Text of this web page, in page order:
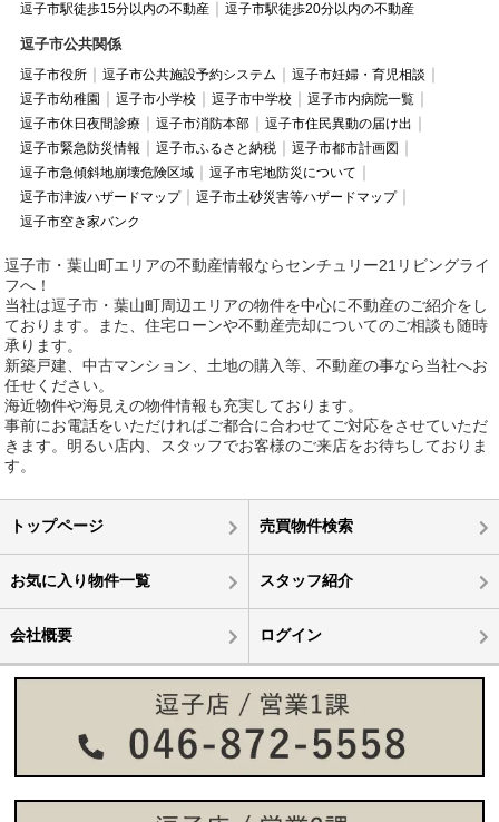
逗子市駅徒歩15分以内の不動産
逗子市駅徒歩20分以内の不動産
逗子市公共関係
逗子市役所 逗子市公共施設予約システム
逗子市妊婦・育児相談
逗子市幼稚園
逗子市小学校 逗子市中学校
逗子市内病院一覧
逗子市休日夜間診療
逗子市消防本部
逗子市住民異動の届け出
逗子市緊急防災情報
逗子市ふるさと納税
逗子市都市計画図
逗子市急傾斜地崩壊危険区域
逗子市宅地防災について
逗子市津波ハザードマップ
逗子市土砂災害等ハザードマップ
逗子市空き家バンク
逗子市・葉山町エリアの不動産情報ならセンチュリー21リビングライ
フへ！
当社は逗子市・葉山町周辺エリアの物件を中心に不動産のご紹介をし
ております。また、住宅ローンや不動産売却についてのご相談も随時
承ります。
新築戸建、中古マンション、土地の購入等、不動産の事なら当社へお
任せください。
海近物件や海見えの物件情報も充実しております。
事前にお電話をいただければご都合に合わせてご対応をさせていただ
きます。明るい店内、スタッフでお客様のご来店をお待ちしておりま
す。
トップページ 売買物件検索
お気に入り物件一覧 スタッフ紹介
会社概要 ログイン